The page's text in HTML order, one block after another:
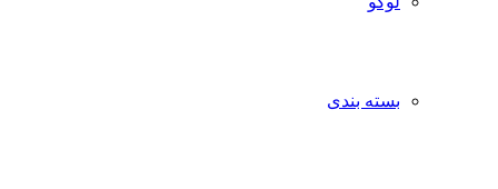
بسته بندی